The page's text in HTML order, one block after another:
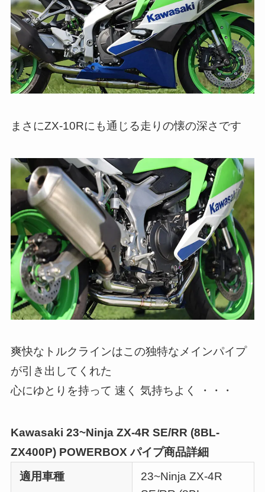
まさにZX-10Rにも通じる走りの懐の深さです
爽快なトルクラインはこの独特なメインパイプ
が引き出してくれた
心にゆとりを持って 速く 気持ちよく ・・・
Kawasaki 23~Ninja ZX-4R SE/RR (8BL-
ZX400P) POWERBOX パイプ商品詳細
適用車種
23~Ninja ZX-4R